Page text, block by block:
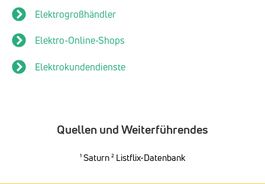
Elektrogroßhändler
Elektro-Online-Shops
Elektrokundendienste
Quellen und Weiterführendes
¹Saturn² Listflix-Datenbank